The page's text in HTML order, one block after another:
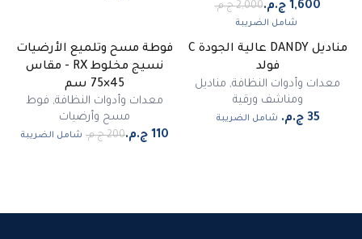
‏2,000 ج.م.‏
شامل الضريبة
مناديل DANDY عالية الجودة C
فولد
معدات وأدوات النظافة, مناديل
ومناشف ورقية
شامل الضريبة
%
فوطة مسح وتلميع الأرضيات
نسيج مخلوط RX - مقاس
45×75 سم
معدات وأدوات النظافة, فوط
مسح وأرضيات
شامل الضريبة